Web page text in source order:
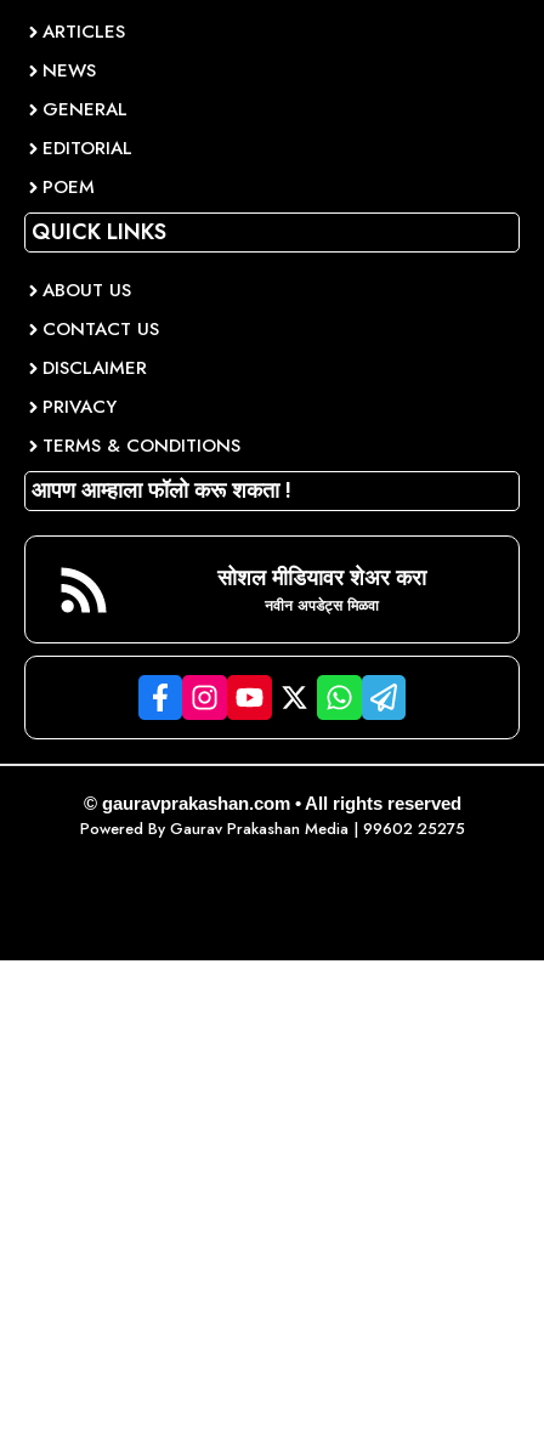
ARTICLES
NEWS
GENERAL
EDITORIAL
POEM
QUICK LINKS
ABOUT US
CONTACT US
DISCLAIMER
PRIVACY
TERMS & CONDITIONS
आपण आम्हाला फॉलो करू शकता !
सोशल मीडियावर शेअर करा
नवीन अपडेट्स मिळवा
© gauravprakashan.com • All rights reserved
Powered By Gaurav Prakashan Media| 99602 25275